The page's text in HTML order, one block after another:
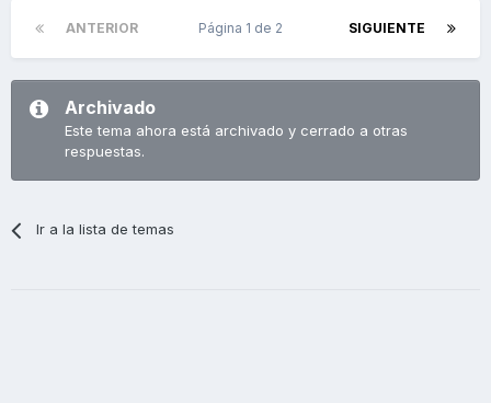
ANTERIOR SIGUIENTE
Página 1 de 2
Archivado
Este tema ahora está archivado y cerrado a otras
respuestas.
Ir a la lista de temas